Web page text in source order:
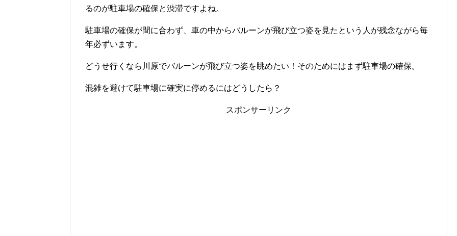
るのが駐車場の確保と渋滞ですよね。
駐車場の確保が間に合わず、車の中からバルーンが飛び立つ姿を見たという人が残念ながら毎
年必ずいます。
どうせ行くなら川原でバルーンが飛び立つ姿を眺めたい！そのためにはまず駐車場の確保。
混雑を避けて駐車場に確実に停めるにはどうしたら？
スポンサーリンク